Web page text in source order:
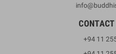
+94 11